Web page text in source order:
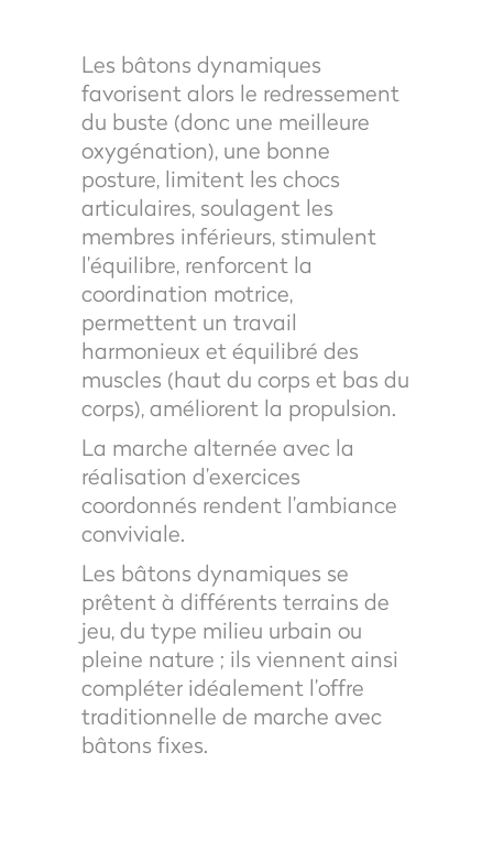
Les bâtons dynamiques
favorisent alors le redressement
du buste (donc une meilleure
oxygénation), une bonne
posture, limitent les chocs
articulaires, soulagent les
membres inférieurs, stimulent
l’équilibre, renforcent la
coordination motrice,
permettent un travail
harmonieux et équilibré des
muscles (haut du corps et bas du
corps), améliorent la propulsion.
La marche alternée avec la
réalisation d’exercices
coordonnés rendent l’ambiance
conviviale.
Les bâtons dynamiques se
prêtent à différents terrains de
jeu, du type milieu urbain ou
pleine nature ; ils viennent ainsi
compléter idéalement l’offre
traditionnelle de marche avec
bâtons fixes.